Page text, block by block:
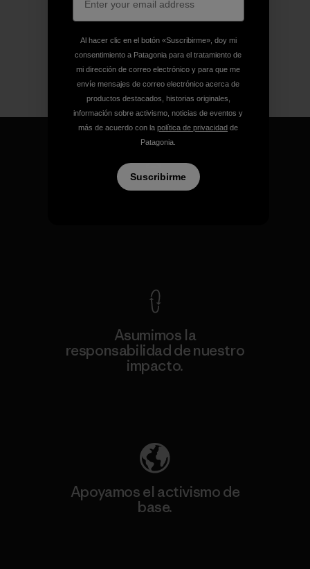
Garantizamos todos los
Asumimos la
responsabilidad de nuestro
impacto.
Apoyamos el activismo de
base.
Al hacer clic en el botón «Suscribirme», doy mi
consentimiento a Patagonia para el tratamiento de
mi dirección de correo electrónico y para que me
envíe mensajes de correo electrónico acerca de
productos destacados, historias originales,
información sobre activismo, noticias de eventos y
más de acuerdo con la política de privacidad de
Patagonia.
Suscribirme